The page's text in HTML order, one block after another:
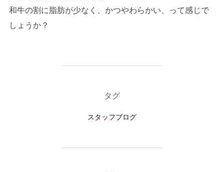
和牛の割に脂肪が少なく、かつやわらかい、って感じで
しょうか？
タグ
スタッフブログ